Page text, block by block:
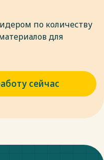
плата как
Д.Р. Закирова//
науки. Сборник
формирования
организации /
62.
по количеству
для
сейчас